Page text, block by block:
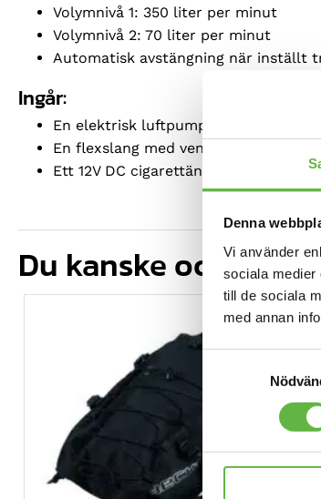
Denna
Vi använder
sociala medier
till de sociala
med annan
Volymnivå 1: 350 liter per minut
Volymnivå 2: 70 liter per minut
Automatisk avstängning när inställt
Ingår:
En elektrisk luftpump med
En flexslang med ventiladapter
Ett 12V DC cigarettändaruttag för bil
Du kanske också